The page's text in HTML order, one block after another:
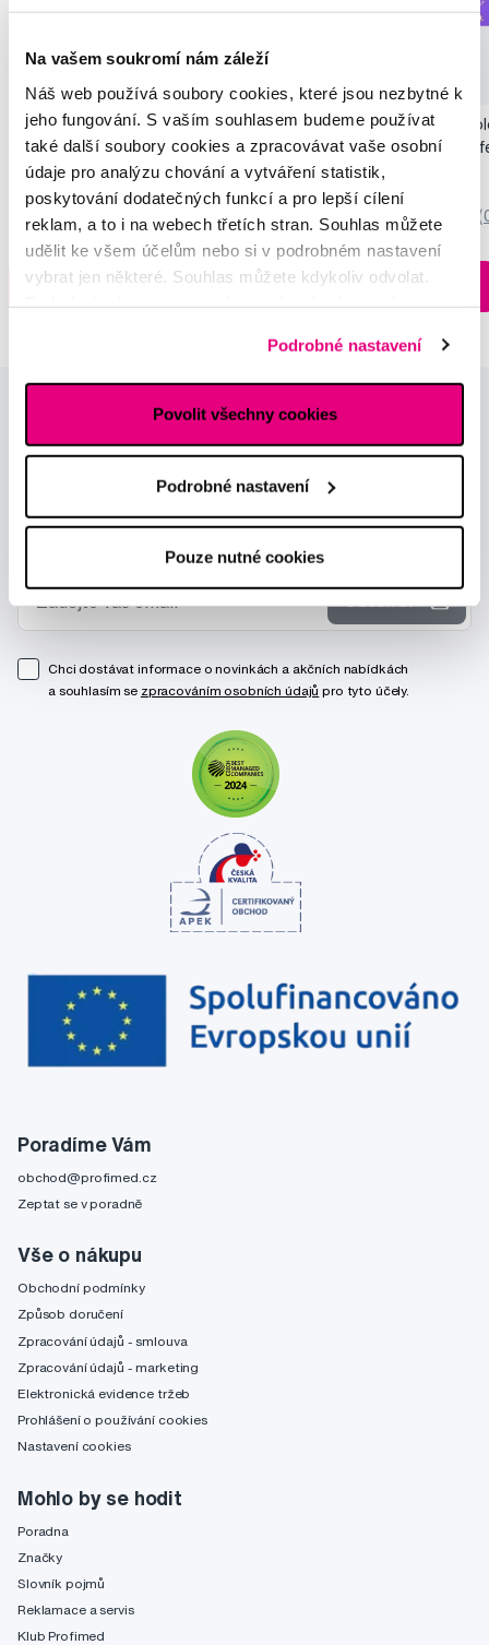
Na vašem soukromí nám záleží
Náš web používá soubory cookies, které jsou nezbytné k
jeho fungování. S vaším souhlasem budeme používat
také další soubory cookies a zpracovávat vaše osobní
údaje pro analýzu chování a vytváření statistik,
poskytování dodatečných funkcí a pro lepší cílení
reklam, a to i na webech třetích stran. Souhlas můžete
udělit ke všem účelům nebo si v podrobném nastavení
vybrat jen některé. Souhlas můžete kdykoliv odvolat.
Podrobné nastavení
Povolit všechny cookies
Podrobné nastavení
Pouze nutné cookies
Novinka
SMILLE Sonic Brush - Prémiový sonický
kartáček s kónickými vlákny SANGI, bílý
3 699 Kč
5,0 (27x)
Do košíku
Ihned na
13 prodejnách
Pop Instant Teeth
pro okamžitý bělicí
259 Kč
0,0
Do košíku
Poradíme Vám
obchod@profimed.cz
Zeptat se v poradně
Vše o nákupu
Obchodní podmínky
Způsob doručení
Zpracování údajů - smlouva
Zpracování údajů - marketing
Elektronická evidence tržeb
Prohlášení o používání cookies
Nastavení cookies
Mohlo by se hodit
Poradna
Značky
Slovník pojmů
Reklamace a servis
Klub Profimed
Novinky a nabídky
Chci dostávat informace o novinkách a akčních nabídkách
a souhlasím se zpracováním osobních údajů pro tyto účely.